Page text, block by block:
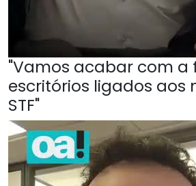
"Vamos acabar com a
escritórios ligados aos
STF"